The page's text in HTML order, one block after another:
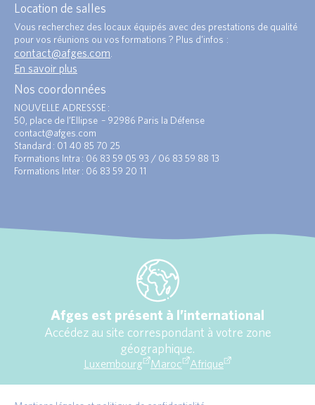
Location de salles
Vous recherchez des locaux équipés avec des prestations de qualité
pour vos réunions ou vos formations ? Plus d’infos :
contact@afges.com.
En savoir plus
Nos coordonnées
NOUVELLE ADRESSSE :
50, place de l’Ellipse – 92986 Paris la Défense
contact@afges.com
Standard : 01 40 85 70 25
Formations Intra : 06 83 59 05 93 / 06 83 59 88 13
Formations Inter : 06 83 59 20 11
Afges est présent à l’international
Accédez au site correspondant à votre zone
géographique.
Luxembourg Maroc Afrique